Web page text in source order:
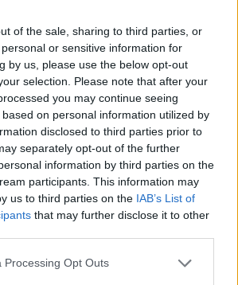
of the sale, sharing to third parties, or
or sensitive information for
by us, please use the below opt-out
selection. Please note that after your
you may continue seeing
on personal information utilized by
disclosed to third parties prior to
separately opt-out of the further
information by third parties on the
participants. This information may
us to third parties on the IAB’s List of
that may further disclose it to other
Processing Opt Outs
o leer nuestra reseña,
aquí .
antiguas distribuidas en nuestro
libres de virus y están
descarga sin costo alguno.
de ti
o idea que desees compartir